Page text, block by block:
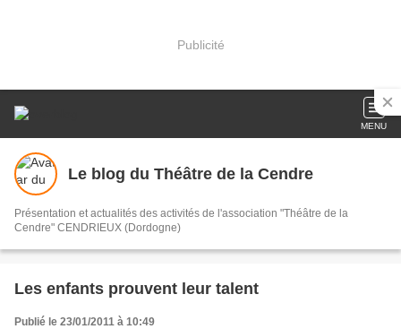
Publicité
MENU
Le blog du Théâtre de la Cendre
Présentation et actualités des activités de l'association "Théâtre de la
Cendre" CENDRIEUX (Dordogne)
Les enfants prouvent leur talent
Publié le 23/01/2011 à 10:49